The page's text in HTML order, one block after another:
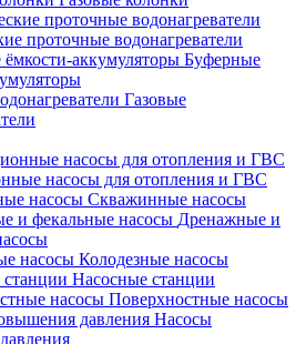
проточные водонагреватели
Буферные
Газовые
насосы для отопления и ГВС
Скважинные насосы
Дренажные и
Колодезные насосы
Насосные станции
Поверхностные насосы
Насосы